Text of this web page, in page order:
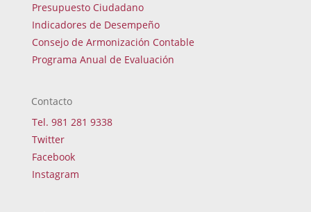
Presupuesto Ciudadano
Indicadores de Desempeño
Consejo de Armonización Contable
Programa Anual de Evaluación
Contacto
Tel. 981 281 9338
Twitter
Facebook
Instagram